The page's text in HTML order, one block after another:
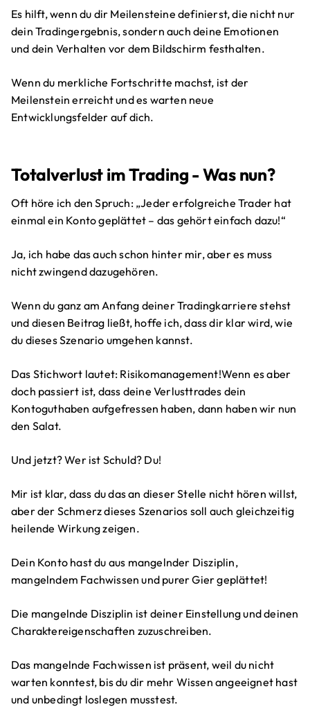
Es hilft, wenn du dir Meilensteine definierst, die nicht nur
dein Tradingergebnis, sondern auch deine Emotionen
und dein Verhalten vor dem Bildschirm festhalten.
Wenn du merkliche Fortschritte machst, ist der
Meilenstein erreicht und es warten neue
Entwicklungsfelder auf dich.
Totalverlust im Trading - Was nun?
Oft höre ich den Spruch: „Jeder erfolgreiche Trader hat
einmal ein Konto geplättet – das gehört einfach dazu!“
Ja, ich habe das auch schon hinter mir, aber es muss
nicht zwingend dazugehören.
Wenn du ganz am Anfang deiner Tradingkarriere stehst
und diesen Beitrag ließt, hoffe ich, dass dir klar wird, wie
du dieses Szenario umgehen kannst.
Das Stichwort lautet: Risikomanagement!Wenn es aber
doch passiert ist, dass deine Verlusttrades dein
Kontoguthaben aufgefressen haben, dann haben wir nun
den Salat.
Und jetzt? Wer ist Schuld? Du!
Mir ist klar, dass du das an dieser Stelle nicht hören willst,
aber der Schmerz dieses Szenarios soll auch gleichzeitig
heilende Wirkung zeigen.
Dein Konto hast du aus mangelnder Disziplin,
mangelndem Fachwissen und purer Gier geplättet!
Die mangelnde Disziplin ist deiner Einstellung und deinen
Charaktereigenschaften zuzuschreiben.
Das mangelnde Fachwissen ist präsent, weil du nicht
warten konntest, bis du dir mehr Wissen angeeignet hast
und unbedingt loslegen musstest.